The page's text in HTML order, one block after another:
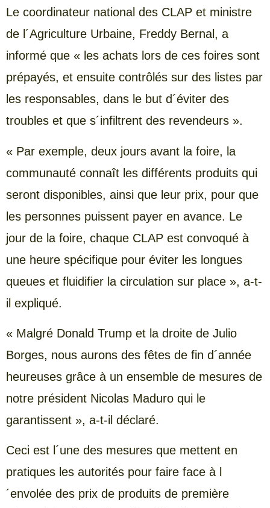
Le coordinateur national des CLAP et ministre
de l´Agriculture Urbaine, Freddy Bernal, a
informé que « les achats lors de ces foires sont
prépayés, et ensuite contrôlés sur des listes par
les responsables, dans le but d´éviter des
troubles et que s´infiltrent des revendeurs ».
« Par exemple, deux jours avant la foire, la
communauté connaît les différents produits qui
seront disponibles, ainsi que leur prix, pour que
les personnes puissent payer en avance. Le
jour de la foire, chaque CLAP est convoqué à
une heure spécifique pour éviter les longues
queues et fluidifier la circulation sur place », a-t-
il expliqué.
« Malgré Donald Trump et la droite de Julio
Borges, nous aurons des fêtes de fin d´année
heureuses grâce à un ensemble de mesures de
notre président Nicolas Maduro qui le
garantissent », a-t-il déclaré.
Ceci est l´une des mesures que mettent en
pratiques les autorités pour faire face à l
´envolée des prix de produits de première